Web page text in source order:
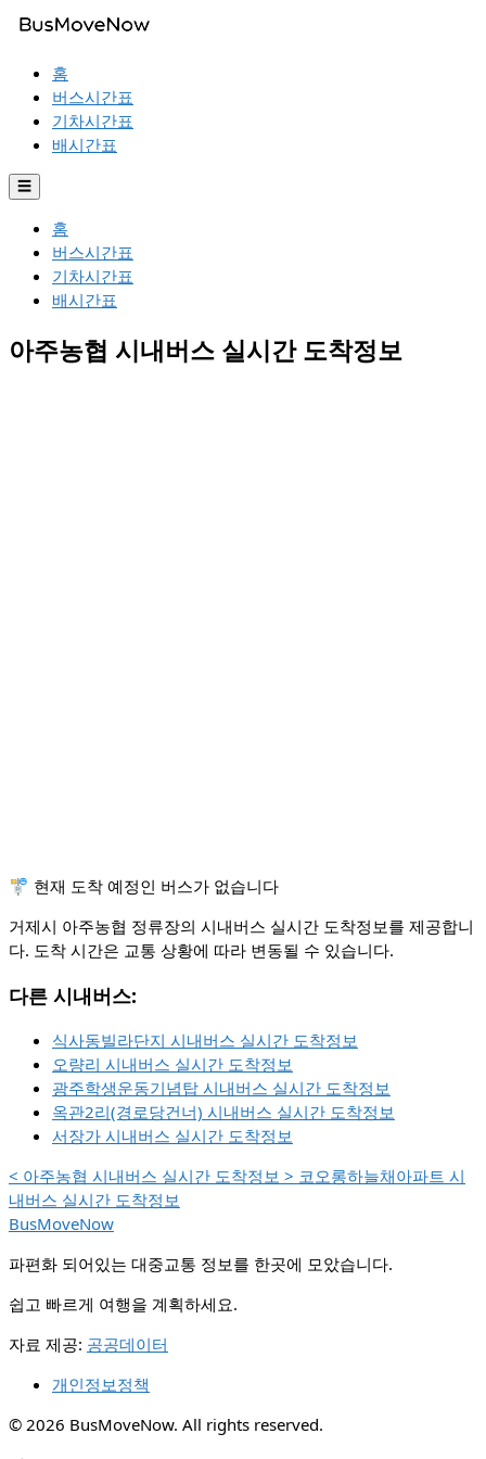
홈
버스시간표
기차시간표
배시간표
☰
홈
버스시간표
기차시간표
배시간표
아주농협 시내버스 실시간 도착정보
🚏 현재 도착 예정인 버스가 없습니다
거제시 아주농협 정류장의 시내버스 실시간 도착정보를 제공합니
다. 도착 시간은 교통 상황에 따라 변동될 수 있습니다.
다른 시내버스:
식사동빌라단지 시내버스 실시간 도착정보
오량리 시내버스 실시간 도착정보
광주학생운동기념탑 시내버스 실시간 도착정보
옥관2리(경로당건너) 시내버스 실시간 도착정보
서장가 시내버스 실시간 도착정보
< 아주농협 시내버스 실시간 도착정보 > 코오롱하늘채아파트 시
내버스 실시간 도착정보
BusMoveNow
파편화 되어있는 대중교통 정보를 한곳에 모았습니다.
쉽고 빠르게 여행을 계획하세요.
자료 제공: 공공데이터
개인정보정책
© 2026 BusMoveNow. All rights reserved.